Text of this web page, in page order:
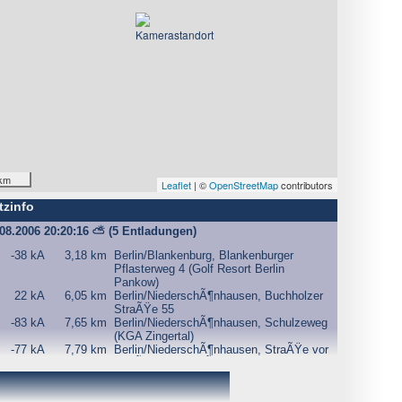
Leaflet | ©OpenStreetMapcontributors
20:20:16 ⛅ (5 Entladungen)
-38 kA 3,18 km
Berlin/Blankenburg, Blankenburger
Pflasterweg 4 (Golf Resort Berlin
Pankow)
22 kA 6,05 km
Berlin/NiederschÃ¶nhausen, Buchholzer
StraÃŸe 55
-83 kA 7,65 km
Berlin/NiederschÃ¶nhausen, Schulzeweg
(KGA Zingertal)
-77 kA 7,79 km
Berlin/NiederschÃ¶nhausen, StraÃŸe vor
SchÃ¶nholzer Heide e.V.)
-21 kA 8,16 km Berlin/NiederschÃ¶nhausen,